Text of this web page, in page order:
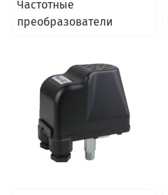
Частотные
преобразователи